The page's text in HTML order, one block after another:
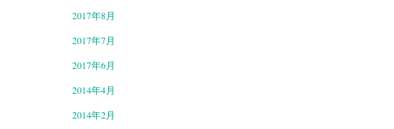
2017年8月
2017年7月
2017年6月
2014年4月
2014年2月